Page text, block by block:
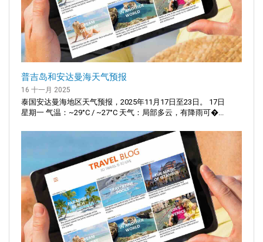
普吉岛和安达曼海天气预报
16 十一月 2025
泰国安达曼海地区天气预报，2025年11月17日至23日。 17日
星期一 气温：~29°C / ~27°C 天气：局部多云，有降雨可�...